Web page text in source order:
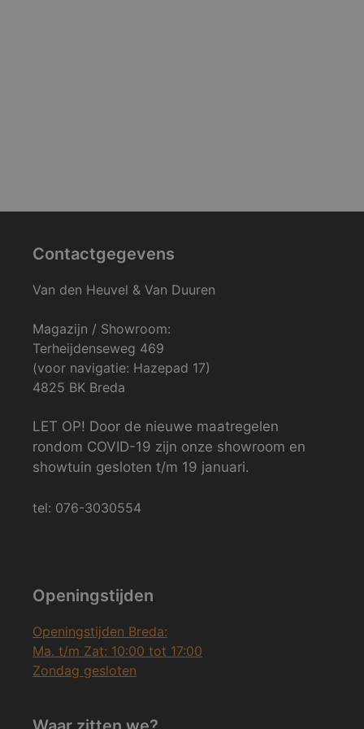
Contactgegevens
Van den Heuvel & Van Duuren
Magazijn / Showroom:
Terheijdenseweg 469
(voor navigatie: Hazepad 17)
4825 BK Breda
LET OP! Door de nieuwe maatregelen
rondom COVID-19 zijn onze showroom en
showtuin gesloten t/m 19 januari.
tel: 076-3030554
Openingstijden
Openingstijden Breda:
Ma. t/m Zat: 10:00 tot 17:00
Zondag gesloten